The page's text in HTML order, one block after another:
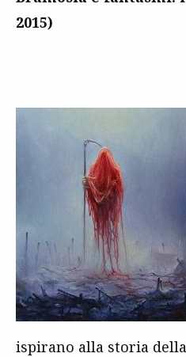
2015)
ispirano alla storia